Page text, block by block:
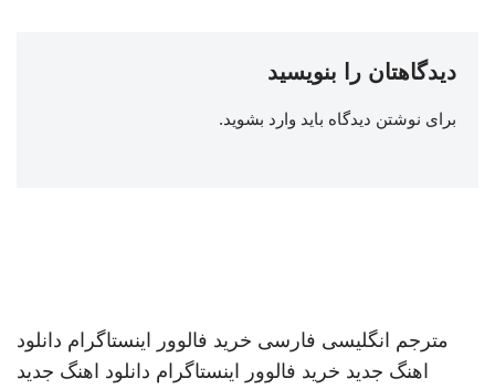
دیدگاهتان را بنویسید
برای نوشتن دیدگاه باید وارد بشوید.
مترجم انگلیسی فارسی خرید فالوور اینستاگرام دانلود
اهنگ جدید خرید فالوور اینستاگرام دانلود اهنگ جدید